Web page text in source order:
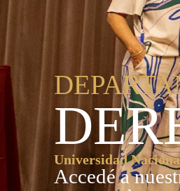
Universidad
Accedé a